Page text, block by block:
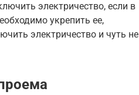
электричество, если в
укрепить ее,
электричество и чуть не